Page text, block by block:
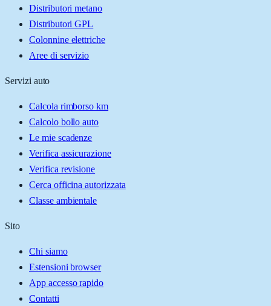
Distributori metano
Distributori GPL
Colonnine elettriche
Aree di servizio
Servizi auto
Calcola rimborso km
Calcolo bollo auto
Le mie scadenze
Verifica assicurazione
Verifica revisione
Cerca officina autorizzata
Classe ambientale
Sito
Chi siamo
Estensioni browser
App accesso rapido
Contatti